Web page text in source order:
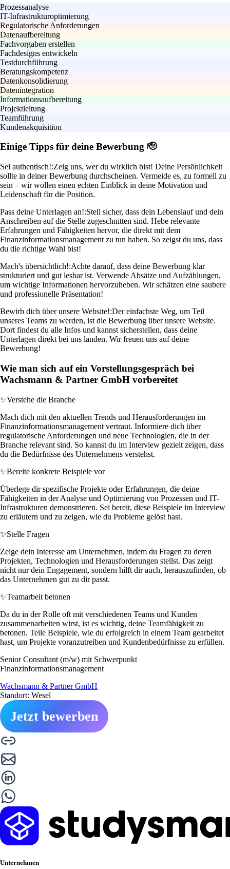
Prozessanalyse
IT-Infrastrukturoptimierung
Regulatorische Anforderungen
Datenaufbereitung
Fachvorgaben erstellen
Fachdesigns entwickeln
Testdurchführung
Beratungskompetenz
Datenkonsolidierung
Datenintegration
Informationsaufbereitung
Projektleitung
Teamführung
Kundenakquisition
Einige Tipps für deine Bewerbung 🫡
Sei authentisch!:Zeig uns, wer du wirklich bist! Deine Persönlichkeit
sollte in deiner Bewerbung durchscheinen. Vermeide es, zu formell zu
sein – wir wollen einen echten Einblick in deine Motivation und
Leidenschaft für die Position.
Pass deine Unterlagen an!:Stell sicher, dass dein Lebenslauf und dein
Anschreiben auf die Stelle zugeschnitten sind. Hebe relevante
Erfahrungen und Fähigkeiten hervor, die direkt mit dem
Finanzinformationsmanagement zu tun haben. So zeigst du uns, dass
du die richtige Wahl bist!
Mach's übersichtlich!:Achte darauf, dass deine Bewerbung klar
strukturiert und gut lesbar ist. Verwende Absätze und Aufzählungen,
um wichtige Informationen hervorzuheben. Wir schätzen eine saubere
und professionelle Präsentation!
Bewirb dich über unsere Website!:Der einfachste Weg, um Teil
unseres Teams zu werden, ist die Bewerbung über unsere Website.
Dort findest du alle Infos und kannst sicherstellen, dass deine
Unterlagen direkt bei uns landen. Wir freuen uns auf deine
Bewerbung!
Wie man sich auf ein Vorstellungsgespräch bei
Wachsmann & Partner GmbH vorbereitet
✨Verstehe die Branche
Mach dich mit den aktuellen Trends und Herausforderungen im
Finanzinformationsmanagement vertraut. Informiere dich über
regulatorische Anforderungen und neue Technologien, die in der
Branche relevant sind. So kannst du im Interview gezielt zeigen, dass
du die Bedürfnisse des Unternehmens verstehst.
✨Bereite konkrete Beispiele vor
Überlege dir spezifische Projekte oder Erfahrungen, die deine
Fähigkeiten in der Analyse und Optimierung von Prozessen und IT-
Infrastrukturen demonstrieren. Sei bereit, diese Beispiele im Interview
zu erläutern und zu zeigen, wie du Probleme gelöst hast.
✨Stelle Fragen
Zeige dein Interesse am Unternehmen, indem du Fragen zu deren
Projekten, Technologien und Herausforderungen stellst. Das zeigt
nicht nur dein Engagement, sondern hilft dir auch, herauszufinden, ob
das Unternehmen gut zu dir passt.
✨Teamarbeit betonen
Da du in der Rolle oft mit verschiedenen Teams und Kunden
zusammenarbeiten wirst, ist es wichtig, deine Teamfähigkeit zu
betonen. Teile Beispiele, wie du erfolgreich in einem Team gearbeitet
hast, um Projekte voranzutreiben und Kundenbedürfnisse zu erfüllen.
Senior Consultant (m/w) mit Schwerpunkt
Finanzinformationsmanagement
Wachsmann & Partner GmbH
Standort: Wesel
Jetzt bewerben
Unternehmen